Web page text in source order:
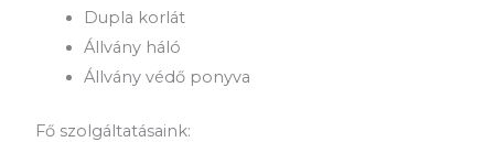
Dupla korlát
Állvány háló
Állvány védő ponyva
Fő szolgáltatásaink: